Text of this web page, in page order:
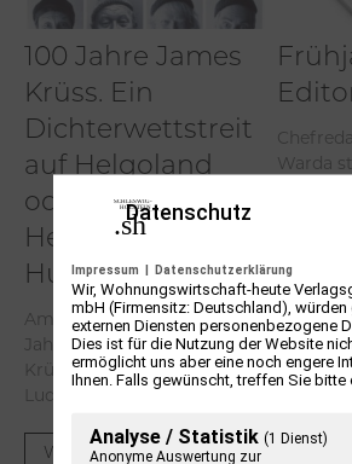
100 Jahre James
Krüss. Ein
Dichterwettstreit
auf Helgoland
oder Sieben
Helgas auf der
Hummerklippe
Am 31. Mai 2026 wäre er 100
Jahre alt geworden. James
Krüss. Sohn des Elektrikers
Ludwig Krüss und der...
Weiterlesen
Warda
Datenschutz
Impressum Datenschutzerklärung
Wir, Wohnungswirtschaft-heute
mbH (Firmensitz: Deutschland), würden
externen Diensten personenbezogene
Dies ist für die Nutzung der Website
ermöglicht uns aber eine noch engere
Ihnen. Falls gewünscht, treffen Sie bitte
Analyse / Statistik (1 Dienst)
Anonyme Auswertung zur